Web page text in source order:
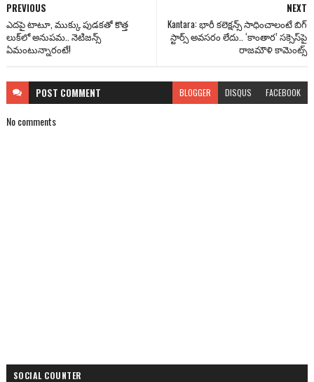
NEXT
Kantara: భారీ కలెక్ష‌న్స్ సాధించాలంటే బిగ్
స్టార్స్ అవ‌స‌రం లేదు.. ‘కాంతార’ సక్సెస్‌పై
రాజ‌మౌళి కామెంట్స్‌
PREVIOUS
ఎద‌పై టాటూ, ముక్కు పుడ‌క‌తో కొత్త
లుక్‌లో అనుప‌మ.. నెటిజ‌న్స్
ఏమంటున్నారంటే!
POST COMMENT BLOGGER DISQUS FACEBOOK
No comments
SOCIAL COUNTER